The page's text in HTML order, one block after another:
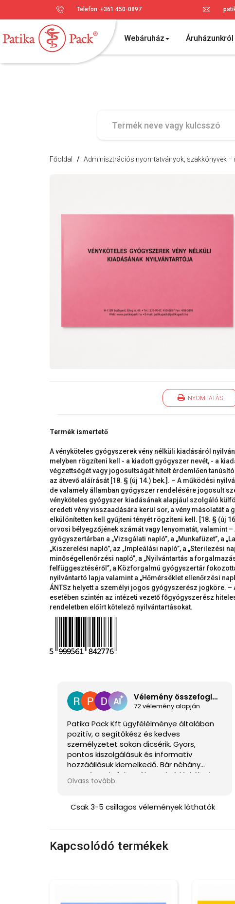
Telefon: +361 450-0897
Webáruház Áruházunkról
Főoldal / Adminisztrációs nyomtatványok, szakkönyvek –
NYOMTATÁS
Termék ismertető
A vényköteles gyógyszerek vény nélküli kiadásáról
melyben rögzíteni kell - a kiadott gyógyszer nevét, - a
végzettségét vagy jogosultságát hitelt érdemlően
az átvevő aláírását [18. § (új 14.) bek.]. – A működési
de valamely államban gyógyszer rendelésére jogosult
vényköteles gyógyszer kiadásának alapjául szolgáló
eredeti vény visszaadására kerül sor, a vény másolatát a
elkülönítetten kell gyűjteni tényét rögzíteni kell. [18. § (új
orvosi bélyegzőjének számát vagy lenyomatát, valamint
gyógyszertárban a „Vizsgálati napló”, a „Munkafüzet”, a
„Kiszerelési napló”, az „Impleálási napló”, a „Sterilezési
minőségellenőrzési napló”, a „Nyilvántartás a
felfüggesztéséről”, a Közforgalmú gyógyszertár
nyilvántartó lapja valamint a „Hőmérséklet ellenőrzési
ÁNTSz helyett a személyi jogos gyógyszerész jogköre. –
esetében szintén az intézeti vezető főgyógyszerész
rendeletben előírt kötelező nyilvántartásokat.
Vélemény összefoglaló
72 vélemény alapján
Patika Pack Kft ügyfélélménye általában
pozitív, a segítőkész és kedves
személyzetet sokan dicsérik. Gyors,
pontos kiszolgálásuk és informatív
hozzáállásuk kiemelkedő. Bár néhány
negatívum is felmerült, a vásárlási élmény
gyakran örömet okoz az ügyfeleknek.
Olvass tovább
Csak 3-5 csillagos vélemények láthatók
Kapcsolódó termékek